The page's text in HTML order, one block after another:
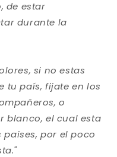
de estar
durante la
si no estas
tu país, fijate en los
o
blanco, el cual esta
por el poco
"